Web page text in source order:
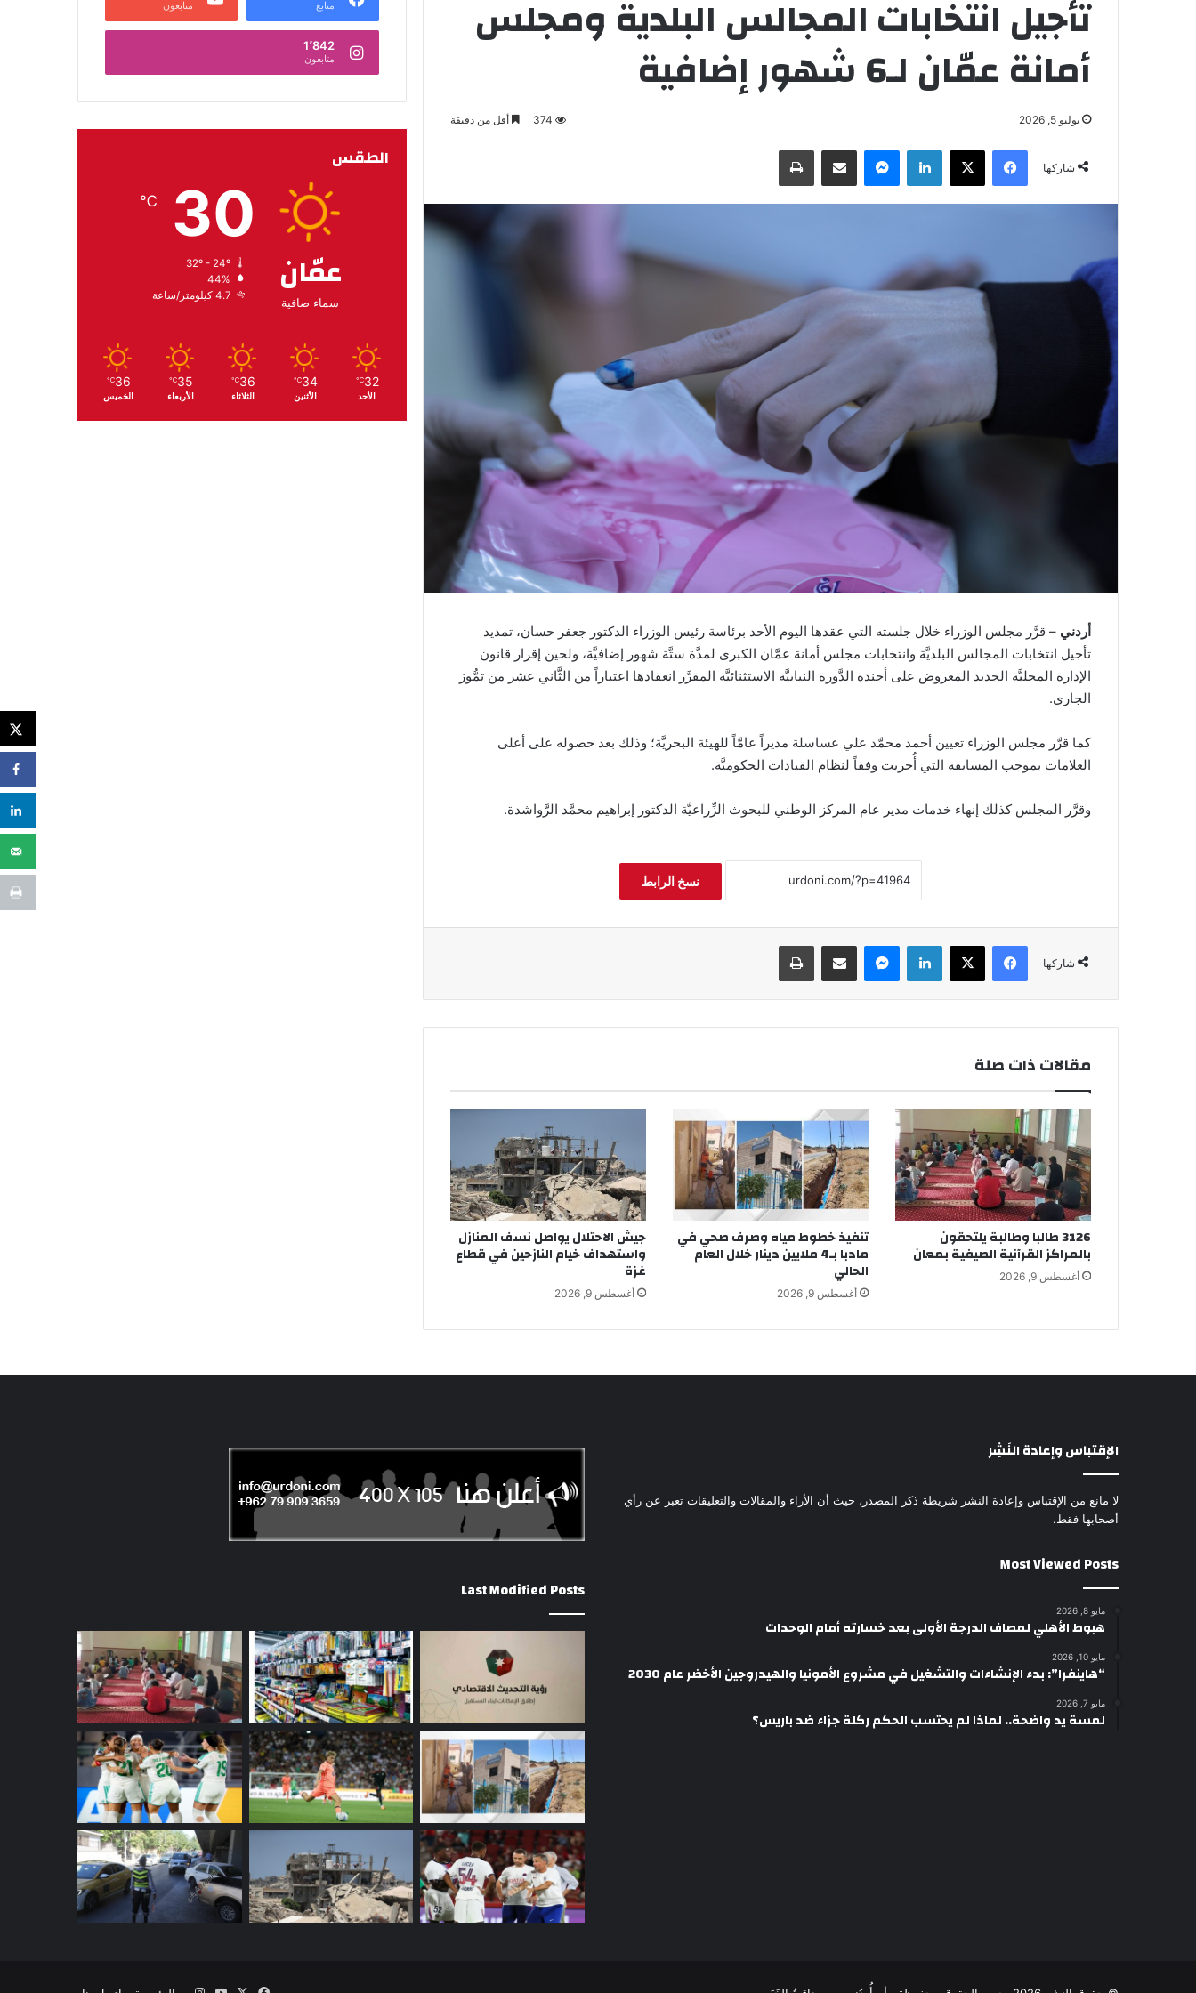
تأجيل انتخابات المجالس البلدية ومجلس
أمانة عمّان لـ6 شهور إضافية
يوليو 5, 2026 374 أقل من دقيقة
شاركها
فيسبوك لينكدإن
أردني – قرَّر مجلس الوزراء خلال جلسته التي عقدها اليوم الأحد برئاسة رئيس الوزراء الدكتور جعفر حسان، تمديد
تأجيل انتخابات المجالس البلديَّة وانتخابات مجلس أمانة عمَّان الكبرى لمدَّة ستَّة شهور إضافيَّة، ولحين إقرار قانون
الإدارة المحليَّة الجديد المعروض على أجندة الدَّورة النيابيَّة الاستثنائيَّة المقرَّر انعقادها اعتباراً من الثَّاني عشر من تمُّوز
الجاري.
كما قرَّر مجلس الوزراء تعيين أحمد محمَّد علي عساسلة مديراً عامَّاً للهيئة البحريَّة؛ وذلك بعد حصوله على أعلى
العلامات بموجب المسابقة التي أُجريت وفقاً لنظام القيادات الحكوميَّة.
وقرَّر المجلس كذلك إنهاء خدمات مدير عام المركز الوطني للبحوث الزِّراعيَّة الدكتور إبراهيم محمَّد الرَّواشدة.
نسخ الرابط
شاركها
فيسبوك لينكدإن
مقالات ذات صلة
3126 طالبا وطالبة يلتحقون
بالمراكز القرآنية الصيفية بمعان
أغسطس 9, 2026
تنفيذ خطوط مياه وصرف صحي في
مادبا بـ4 ملايين دينار خلال العام
الحالي
أغسطس 9, 2026
جيش الاحتلال يواصل نسف المنازل
واستهداف خيام النازحين في قطاع
غزة
أغسطس 9, 2026
متابع متابعون
1٬842
متابعون
الطقس
عمّان
سماء صافية
30
℃
44%
4.7 كيلومتر/ساعة
32
℃
الأحد
34
℃
الأثنين
36
℃
الثلاثاء
35
℃
الأربعاء
36
℃
الخميس
الإقتباس وإعادة النَشِر
لا مانع من الإقتباس وإعادة النشر شريطة ذكر المصدر، حيث أن الأراء والمقالات والتعليقات تعبر عن رأي
أصحابها فقط.
Most Viewed Posts
مايو 8, 2026
هبوط الأهلي لمصاف الدرجة الأولى بعد خسارته أمام الوحدات
مايو 10, 2026
“هاينفرا”: بدء الإنشاءات والتشغيل في مشروع الأمونيا والهيدروجين الأخضر عام 2030
مايو 7, 2026
لمسة يد واضحة.. لماذا لم يحتسب الحكم ركلة جزاء ضد باريس؟
Last Modified Posts